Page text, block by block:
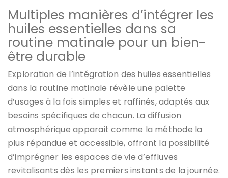
Multiples manières d’intégrer les
huiles essentielles dans sa
routine matinale pour un bien-
être durable
Exploration de l’intégration des huiles essentielles
dans la routine matinale révèle une palette
d’usages à la fois simples et raffinés, adaptés aux
besoins spécifiques de chacun. La diffusion
atmosphérique apparait comme la méthode la
plus répandue et accessible, offrant la possibilité
d’imprégner les espaces de vie d’effluves
revitalisants dès les premiers instants de la journée.